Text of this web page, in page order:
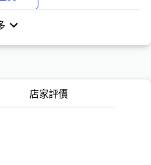
店家評價